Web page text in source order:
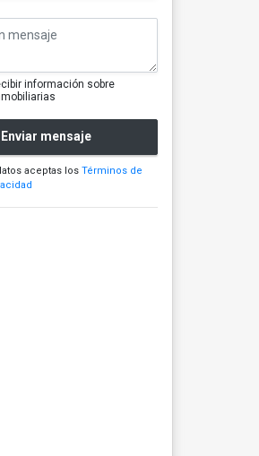
información sobre
Enviar mensaje
aceptas los Términos de